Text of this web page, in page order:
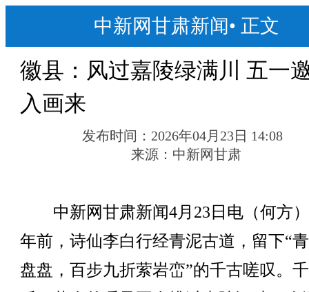
中新网甘肃新闻• 正文
徽县：风过嘉陵绿满川 五一
入画来
发布时间： 2026年04月23日 14:08
来源： 中新网甘肃
中新网甘肃新闻4月23日电（何方
年前，诗仙李白行经青泥古道，留下“
盘盘，百步九折萦岩峦”的千古嗟叹。